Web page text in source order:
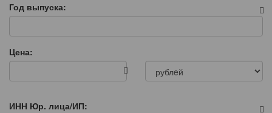
Год выпуска:
Цена:
ИНН Юр. лица/ИП: